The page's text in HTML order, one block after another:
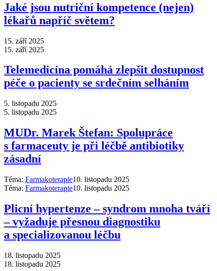
Jaké jsou nutriční kompetence (nejen)
lékařů napříč světem?
15. září 2025
15. září 2025
Telemedicína pomáhá zlepšit dostupnost
péče o pacienty se srdečním selháním
5. listopadu 2025
5. listopadu 2025
MUDr. Marek Štefan: Spolupráce
s farmaceuty je při léčbě antibiotiky
zásadní
Téma: Farmakoterapie10. listopadu 2025
Téma: Farmakoterapie10. listopadu 2025
Plicní hypertenze –⁠ syndrom mnoha tváří
–⁠ vyžaduje přesnou diagnostiku
a specializovanou léčbu
18. listopadu 2025
18. listopadu 2025